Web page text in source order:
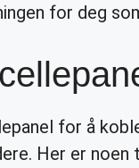
for deg
for å
Her er noen